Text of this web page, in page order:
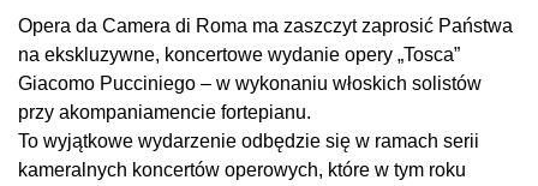
Opera da Camera di Roma ma zaszczyt zaprosić Państwa
na ekskluzywne, koncertowe wydanie opery „Tosca”
Giacomo Pucciniego – w wykonaniu włoskich solistów
przy akompaniamencie fortepianu.
To wyjątkowe wydarzenie odbędzie się w ramach serii
kameralnych koncertów operowych, które w tym roku